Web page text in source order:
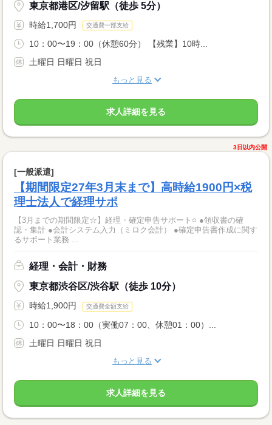
東京都港区/汐留駅（徒歩 5分）
時給1,700円 交通費一部支給
10：00〜19：00（休憩60分） 【残業】10時...
土曜日 日曜日 祝日
もっと見る
求人詳細を見る
3日以内公開
[一般派遣]
【期間限定27年3月末まで】高時給1900円×税
理士法人で経理サポ
【3月までの期間限定☆】経理・確定申告サポート○ ●領収書の確
認・集計 ●会計システム入力（ミロク会計） ●確定申告書作成に関す
るサポート業務 ...
経理・会計・財務
東京都渋谷区/渋谷駅（徒歩 10分）
時給1,900円 交通費全額支給
10：00〜18：00（実働07：00、休憩01：00）...
土曜日 日曜日 祝日
もっと見る
求人詳細を見る